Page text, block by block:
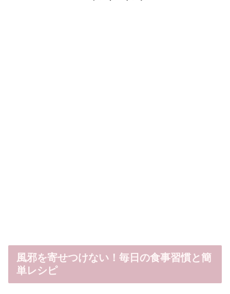
風邪を寄せつけない！毎日の食事習慣と簡
単レシピ